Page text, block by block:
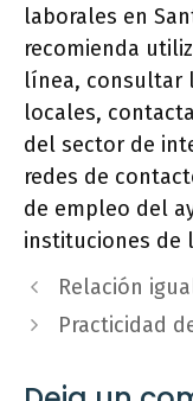
laborales en
recomienda
línea, consultar
locales,
del sector de
redes de
de empleo del
instituciones de
Relación
Practicidad